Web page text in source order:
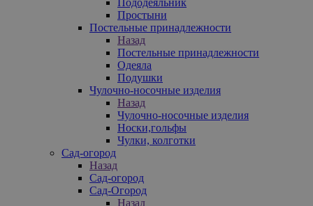
Простыни
Постельные принадлежности
Назад
Постельные принадлежности
Одеяла
Подушки
Чулочно-носочные изделия
Назад
Чулочно-носочные изделия
Носки,гольфы
Чулки, колготки
Сад-огород
Назад
Сад-огород
Сад-Огород
Назад